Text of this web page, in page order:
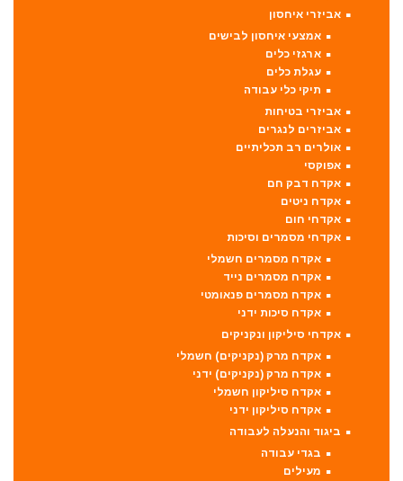
אביזרי איחסון
אמצעי איחסון לבישים
ארגזי כלים
עגלת כלים
תיקי כלי עבודה
אביזרי בטיחות
אביזרים לנגרים
אולרים רב תכליתיים
אפוקסי
אקדח דבק חם
אקדח ניטים
אקדחי חום
אקדחי מסמרים וסיכות
אקדח מסמרים חשמלי
אקדח מסמרים נייד
אקדח מסמרים פנאומטי
אקדח סיכות ידני
אקדחי סיליקון ונקניקים
אקדח מרק (נקניקים) חשמלי
אקדח מרק (נקניקים) ידני
אקדח סיליקון חשמלי
אקדח סיליקון ידני
ביגוד והנעלה לעבודה
בגדי עבודה
מעילים